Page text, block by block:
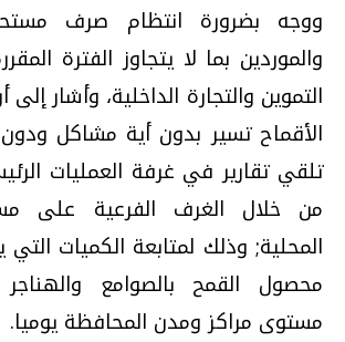
ووجه بضرورة انتظام صرف
والموردين بما لا يتجاوز الفترة
التموين والتجارة الداخلية، وأشار
الأقماح تسير بدون أية مشاكل
تلقي تقارير في غرفة العمليات
من خلال الغرف الفرعية على
المحلية; وذلك لمتابعة الكميات
محصول القمح بالصوامع
مستوى مراكز ومدن المحافظة يوميا.